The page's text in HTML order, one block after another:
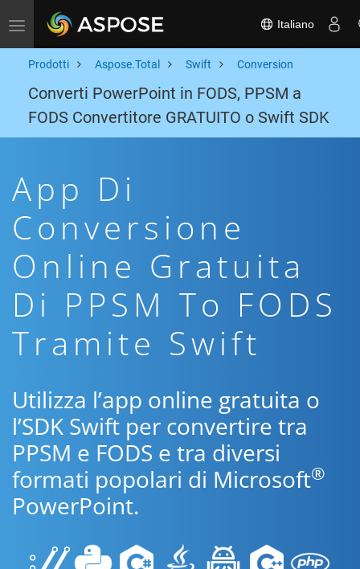
Toggle navigation Italiano
Prodotti Aspose.Total Swift Conversion
Converti PowerPoint in FODS, PPSM a
FODS Convertitore GRATUITO o Swift SDK
App Di
Conversione
Online Gratuita
Di PPSM To FODS
Tramite Swift
Utilizza l’app online gratuita o
l’SDK Swift per convertire tra
PPSM e FODS e tra diversi
formati popolari di Microsoft®
PowerPoint.